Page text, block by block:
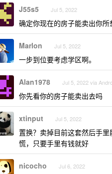
J55s5 Jul 5, 2022
确定你现在的房子能卖出你所
Marlon Jul 5, 2022
一步到位要考虑学区啊。
Alan1978 Jul 5, 2022 via
你先看你的房子能卖出去吗
xtinput Jul 5, 2022
置换？卖掉目前这套然后手
慌，只要手里有钱就好
nicocho Jul 6, 2022